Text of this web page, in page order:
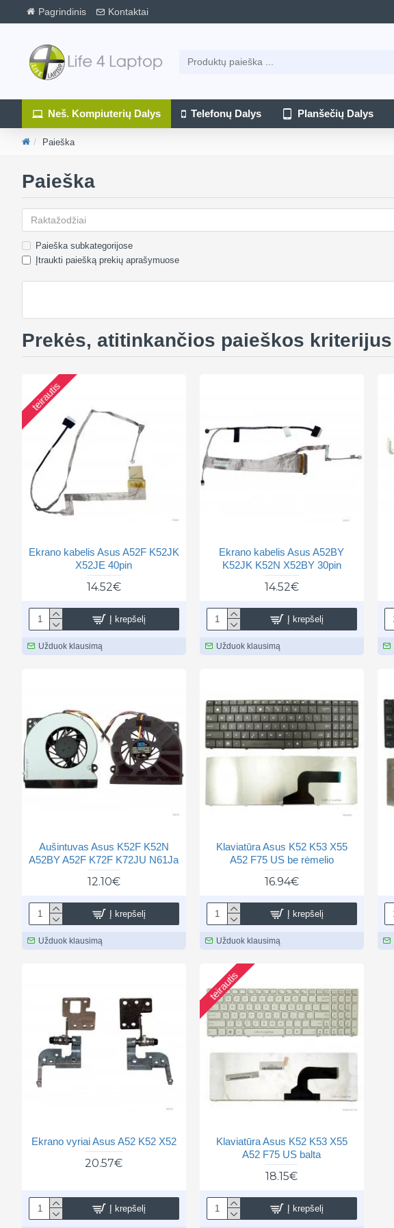
Pagrindinis Kontaktai
Neš. Kompiuterių Dalys Telefonų Dalys Planšečių Dalys
Paieška
Paieška
Paieška subkategorijose
Įtraukti paiešką prekių aprašymuose
Prekės, atitinkančios paieškos kriterijus
teirautis
Ekrano kabelis Asus A52F K52JK
X52JE 40pin
14.52€
Į krepšelį
Užduok klausimą
Ekrano kabelis Asus A52BY
K52JK K52N X52BY 30pin
14.52€
Į krepšelį
Užduok klausimą
Aušintuvas Asus K52F K52N
A52BY A52F K72F K72JU N61Ja
12.10€
Į krepšelį
Užduok klausimą
Klaviatūra Asus K52 K53 X55
A52 F75 US be rėmelio
16.94€
Į krepšelį
Užduok klausimą
Ekrano vyriai Asus A52 K52 X52
20.57€
Į krepšelį
teirautis
Klaviatūra Asus K52 K53 X55
A52 F75 US balta
18.15€
Į krepšelį